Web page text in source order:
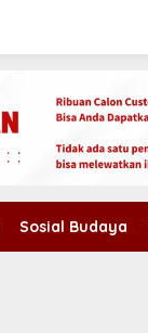
Sosial Budaya